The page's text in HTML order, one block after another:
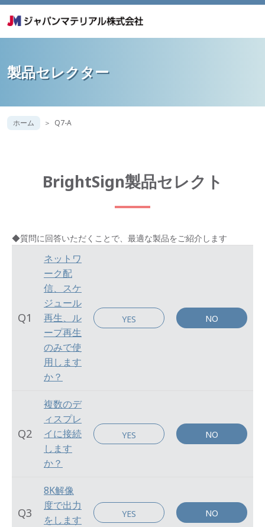
製品セレクター
ホーム Q7-A
BrightSign製品セレクト
◆質問に回答いただくことで、最適な製品をご紹介します
Q1
ネットワ
ーク配
信、スケ
ジュール
再生、ル
ープ再生
のみで使
用します
か？
YES NO
Q2
複数のデ
ィスプレ
イに接続
します
か？
YES NO
Q3
8K解像
度で出力
をします
YES NO